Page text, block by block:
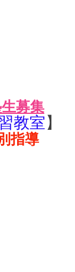
募集
教室】
指導